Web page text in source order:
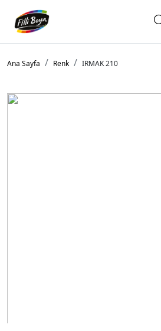
Ana Sayfa Renk IRMAK 210